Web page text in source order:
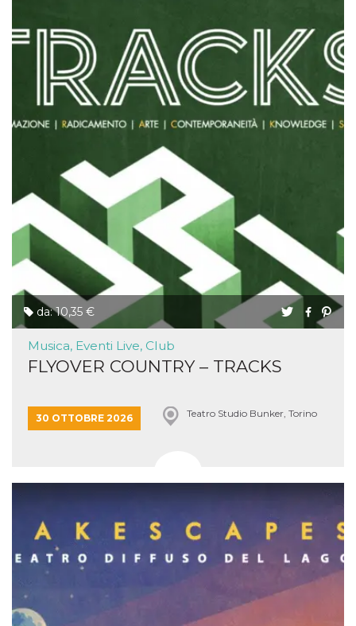
da: 10,35 €
Musica, Eventi Live, Club
FLYOVER COUNTRY – TRACKS
30 OTTOBRE 2026 Teatro Studio Bunker, Torino